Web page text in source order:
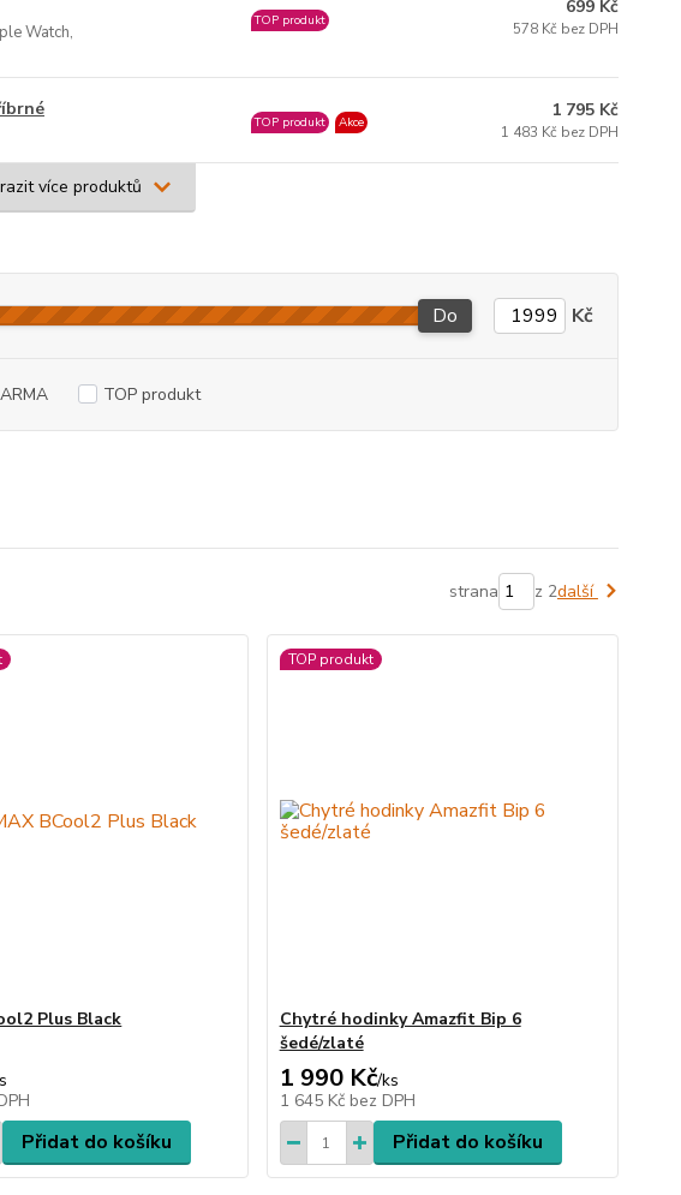
Watch,
TOP produkt
699 Kč
578 Kč bez DPH
TOP produkt Akce
1 795 Kč
1 483 Kč bez DPH
více produktů
Do Kč
TOP produkt
strana z 2další
Plus Black
Přidat do košíku
TOP produkt
Chytré hodinky Amazfit Bip 6
šedé/zlaté
1 990 Kč/ks
1 645 Kč bez DPH
Přidat do košíku